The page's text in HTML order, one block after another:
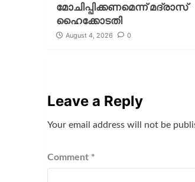
മോചിപ്പിക്കണമെന്ന് മദ്രാസ്
ഹൈക്കോടതി
August 4, 2026 0
Leave a Reply
Your email address will not be
Comment *